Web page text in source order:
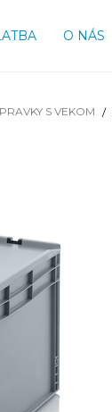
O NÁS
S VEKOM